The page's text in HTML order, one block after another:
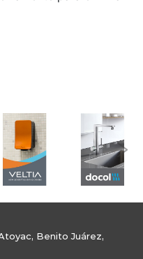
Benito Juárez,